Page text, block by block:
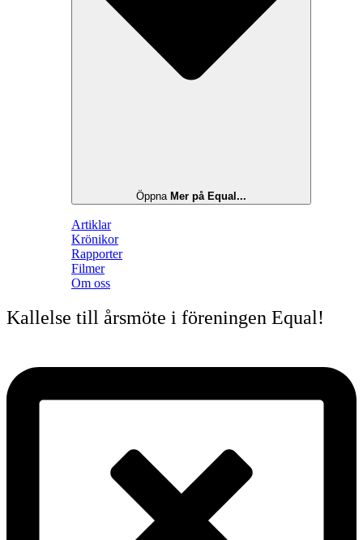
Öppna Mer på Equal...
Artiklar
Krönikor
Rapporter
Filmer
Om oss
Kallelse till årsmöte i föreningen Equal!